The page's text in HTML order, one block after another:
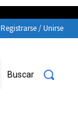
Registrarse / Unirse
Buscar